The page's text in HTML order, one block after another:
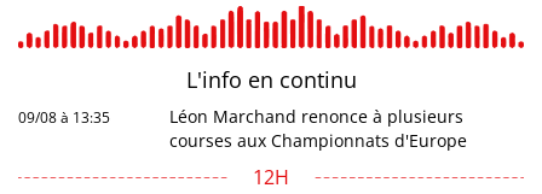
L'info en continu
09/08 à 13:35
Léon Marchand renonce à plusieurs
courses aux Championnats d'Europe
12H